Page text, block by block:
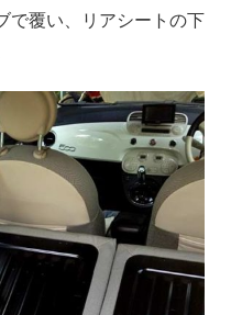
で覆い、リアシートの下